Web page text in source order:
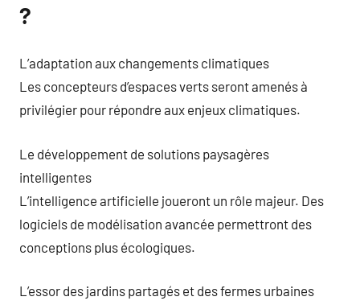
?
L’adaptation aux changements climatiques
Les concepteurs d’espaces verts seront amenés à
privilégier pour répondre aux enjeux climatiques.
Le développement de solutions paysagères
intelligentes
L’intelligence artificielle joueront un rôle majeur. Des
logiciels de modélisation avancée permettront des
conceptions plus écologiques.
L’essor des jardins partagés et des fermes urbaines